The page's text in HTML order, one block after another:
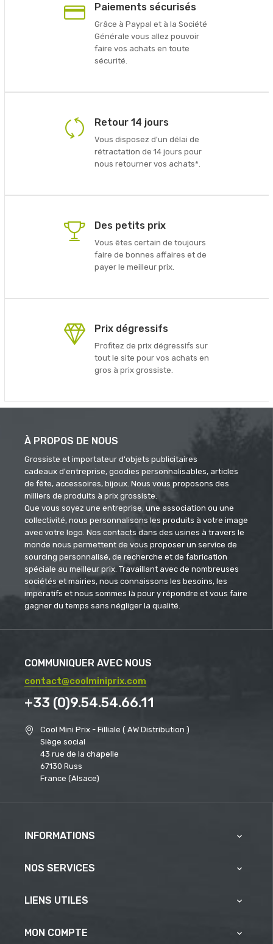
Paiements sécurisés
Grâce à Paypal et à la Société
Générale vous allez pouvoir
faire vos achats en toute
sécurité.
Retour 14 jours
Vous disposez d'un délai de
rétractation de 14 jours pour
nous retourner vos achats*.
Des petits prix
Vous êtes certain de toujours
faire de bonnes affaires et de
payer le meilleur prix.
Prix dégressifs
Profitez de prix dégressifs sur
tout le site pour vos achats en
gros à prix grossiste.
À PROPOS DE NOUS
Grossiste et importateur d'objets publicitaires
cadeaux d'entreprise, goodies personnalisables, articles
de fête, accessoires, bijoux. Nous vous proposons des
milliers de produits à prix grossiste.
Que vous soyez une entreprise, une association ou une
collectivité, nous personnalisons les produits à votre image
avec votre logo. Nos contacts dans des usines à travers le
monde nous permettent de vous proposer un service de
sourcing personnalisé, de recherche et de fabrication
spéciale au meilleur prix. Travaillant avec de nombreuses
sociétés et mairies, nous connaissons les besoins, les
impératifs et nous sommes là pour y répondre et vous faire
gagner du temps sans négliger la qualité.
COMMUNIQUER AVEC NOUS
contact@coolminiprix.com
+33 (0)9.54.54.66.11
Cool Mini Prix - Filliale ( AW Distribution )
Siège social
43 rue de la chapelle
67130 Russ
France (Alsace)
INFORMATIONS 
NOS SERVICES 
LIENS UTILES 
MON COMPTE 